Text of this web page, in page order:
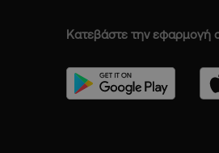
Κατεβάστε την εφαρμογή